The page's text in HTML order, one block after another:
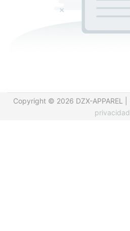
Copyright © 2026 DZX-APPAREL |
privacidad